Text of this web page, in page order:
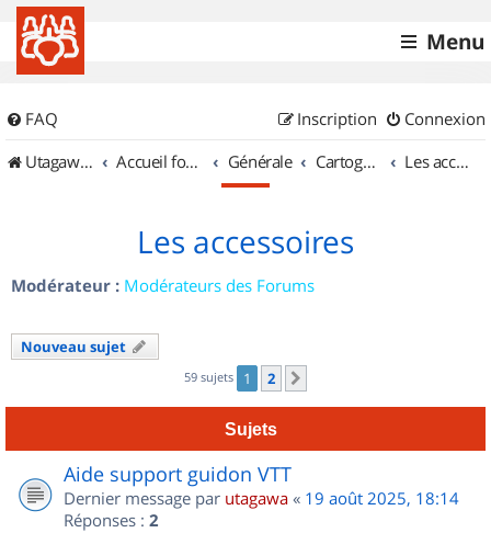
Menu
FAQ Connexion
Inscription
UtagawaVTT (Randos VTT et VTTAE avec traces GPS)
Accueil forum Générale Cartographie et GPS Les accessoires
Les accessoires
Modérateur : Modérateurs des Forums
Nouveau sujet
59 sujets 1 2
Sujets
Aide support guidon VTT
Dernier message par utagawa « 19 août 2025, 18:14
Réponses : 2